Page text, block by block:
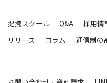
提携スクール Q&A 採用情
リリース
コラム 通信制の